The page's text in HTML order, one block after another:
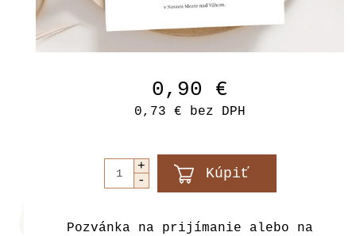
0,90 €
0,73 € bez DPH
Pozvánka na prijímanie alebo na